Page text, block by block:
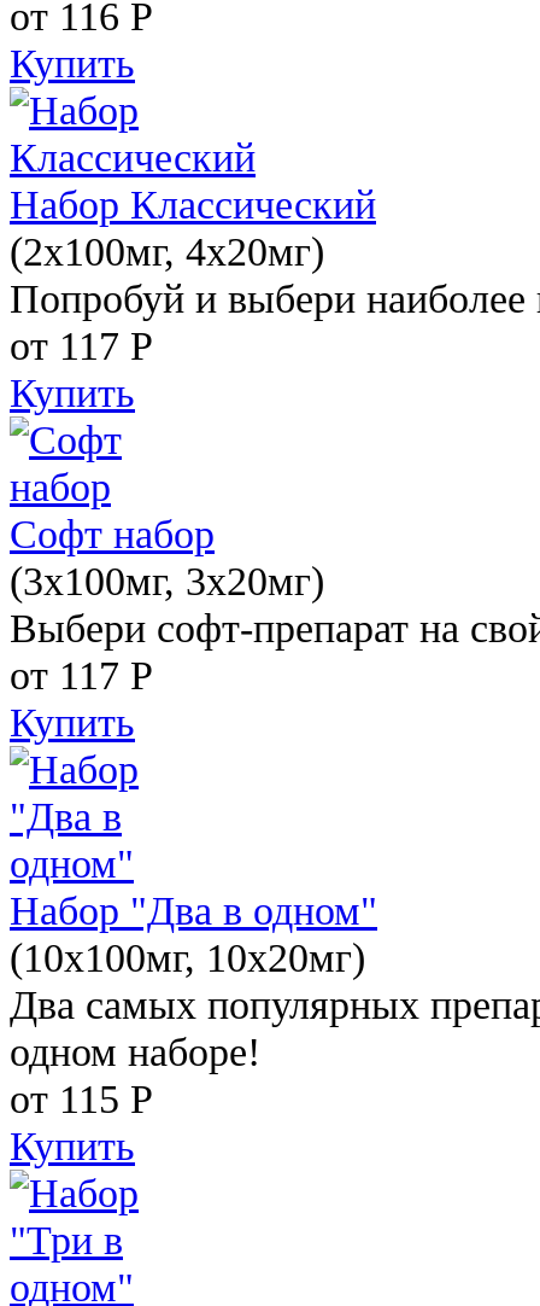
от 116 Р
Купить
Набор Классический
(2x100мг, 4x20мг)
Попробуй и выбери наиболее
от 117 Р
Купить
Софт набор
(3x100мг, 3x20мг)
Выбери софт-препарат на
от 117 Р
Купить
Набор "Два в одном"
(10x100мг, 10x20мг)
Два самых популярных
одном наборе!
от 115 Р
Купить